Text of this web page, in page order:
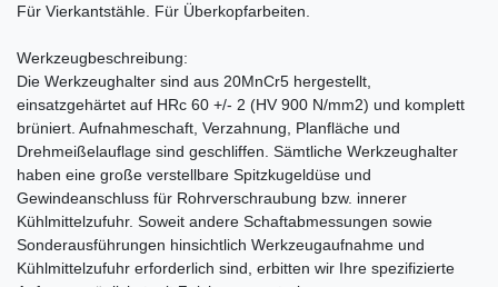
Für Vierkantstähle. Für Überkopfarbeiten.
Werkzeugbeschreibung:
Die Werkzeughalter sind aus 20MnCr5 hergestellt,
einsatzgehärtet auf HRc 60 +/- 2 (HV 900 N/mm2) und komplett
brüniert. Aufnahmeschaft, Verzahnung, Planfläche und
Drehmeißelauflage sind geschliffen. Sämtliche Werkzeughalter
haben eine große verstellbare Spitzkugeldüse und
Gewindeanschluss für Rohrverschraubung bzw. innerer
Kühlmittelzufuhr. Soweit andere Schaftabmessungen sowie
Sonderausführungen hinsichtlich Werkzeugaufnahme und
Kühlmittelzufuhr erforderlich sind, erbitten wir Ihre spezifizierte